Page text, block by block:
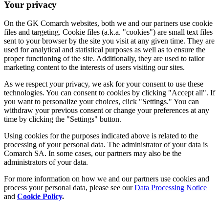
Your privacy
On the GK Comarch websites, both we and our partners use cookie
files and targeting. Cookie files (a.k.a. "cookies") are small text files
sent to your browser by the site you visit at any given time. They are
used for analytical and statistical purposes as well as to ensure the
proper functioning of the site. Additionally, they are used to tailor
marketing content to the interests of users visiting our sites.
As we respect your privacy, we ask for your consent to use these
technologies. You can consent to cookies by clicking "Accept all". If
you want to personalize your choices, click "Settings." You can
withdraw your previous consent or change your preferences at any
time by clicking the "Settings" button.
Using cookies for the purposes indicated above is related to the
processing of your personal data. The administrator of your data is
Comarch SA. In some cases, our partners may also be the
administrators of your data.
For more information on how we and our partners use cookies and
process your personal data, please see ourData Processing Notice
and Cookie Policy.